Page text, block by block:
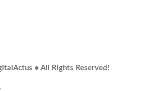
• All Rights Reserved!